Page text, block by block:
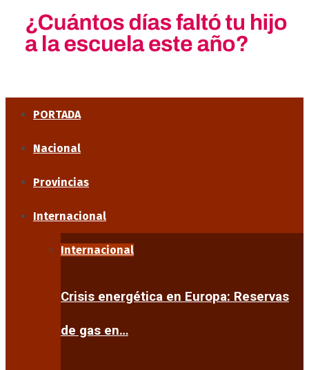
PORTADA
Nacional
Provincias
Internacional
Internacional
Crisis energética en Europa: Reservas
de gas en…